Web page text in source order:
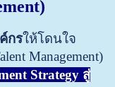
กรให้โดนใจ
Management)
Strategy สู่